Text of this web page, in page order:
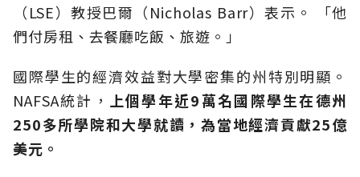
（LSE）教授巴爾（Nicholas Barr）表示。 「他
們付房租、去餐廳吃飯、旅遊。」
國際學生的經濟效益對大學密集的州特別明顯。
NAFSA統計， 上個學年近9萬名國際學生在德州
250多所學院和大學就讀，為當地經濟貢獻25億
美元。